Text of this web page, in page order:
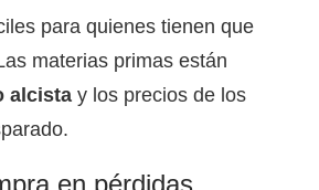
para quienes tienen que
materias primas están
alcista y los precios de los
en pérdidas